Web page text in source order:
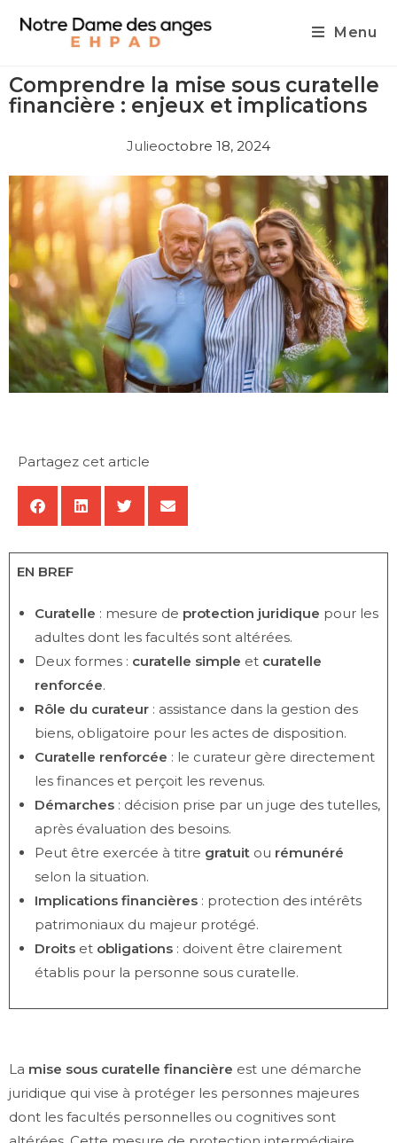
Menu
Comprendre la mise sous curatelle
financière : enjeux et implications
Julieoctobre 18, 2024
Partagez cet article
EN BREF
Curatelle : mesure de protection juridique pour les
adultes dont les facultés sont altérées.
Deux formes : curatelle simple et curatelle
renforcée.
Rôle du curateur: assistance dans la gestion des
biens, obligatoire pour les actes de disposition.
Curatelle renforcée : le curateur gère directement
les finances et perçoit les revenus.
Démarches: décision prise par un juge des tutelles,
après évaluation des besoins.
Peut être exercée à titre gratuitou rémunéré
selon la situation.
Implications financières: protection des intérêts
patrimoniaux du majeur protégé.
Droitset obligations: doivent être clairement
établis pour la personne sous curatelle.
La mise sous curatelle financière est une démarche
juridique qui vise à protéger les personnes majeures
dont les facultés personnelles ou cognitives sont